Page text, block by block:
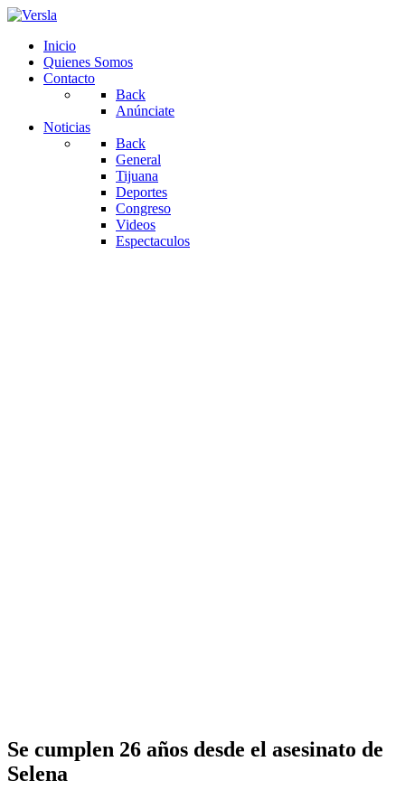
Inicio
Quienes Somos
Contacto
Back
Anúnciate
Noticias
Back
General
Tijuana
Deportes
Congreso
Videos
Espectaculos
Se cumplen 26 años desde el asesinato de
Selena